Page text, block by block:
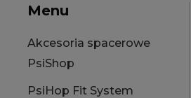
Menu
Akcesoria spacerowe
PsiShop
PsiHop Fit System